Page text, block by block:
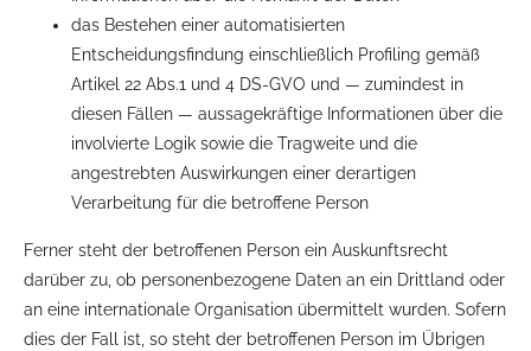
das Bestehen einer automatisierten
Entscheidungsfindung einschließlich Profiling gemäß
Artikel 22 Abs.1 und 4 DS-GVO und — zumindest in
diesen Fällen — aussagekräftige Informationen über die
involvierte Logik sowie die Tragweite und die
angestrebten Auswirkungen einer derartigen
Verarbeitung für die betroffene Person
Ferner steht der betroffenen Person ein Auskunftsrecht
darüber zu, ob personenbezogene Daten an ein Drittland oder
an eine internationale Organisation übermittelt wurden. Sofern
dies der Fall ist, so steht der betroffenen Person im Übrigen